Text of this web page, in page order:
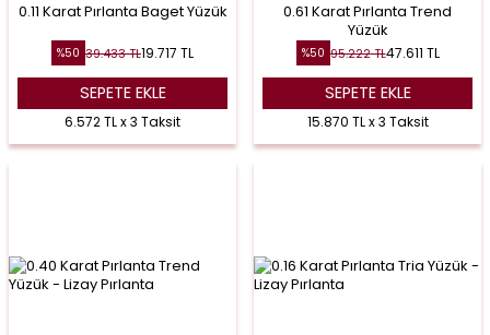
0.11 Karat Pırlanta Baget Yüzük
%50 39.433TL19.717 TL
SEPETE EKLE
6.572 TL x 3 Taksit
0.61 Karat Pırlanta Trend
Yüzük
%50 95.222TL47.611 TL
SEPETE EKLE
15.870 TL x 3 Taksit